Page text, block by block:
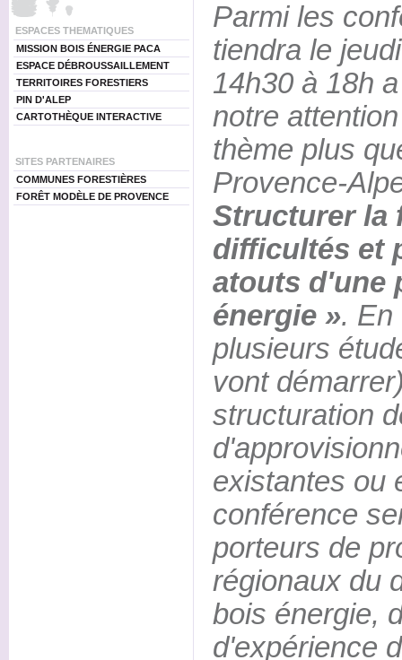
ESPACES THEMATIQUES
MISSION BOIS ÉNERGIE PACA
ESPACE DÉBROUSSAILLEMENT
TERRITOIRES FORESTIERS
PIN D'ALEP
CARTOTHÈQUE INTERACTIVE
SITES PARTENAIRES
COMMUNES FORESTIÈRES
FORÊT MODÈLE DE PROVENCE
Parmi les
tiendra le
14h30 à 18h
notre
thème plus
Provence-
Structurer la
difficultés et
atouts d'une
énergie ». En
plusieurs
vont
structuration
existantes ou
conférence
porteurs de
régionaux du
bois énergie,
d'expérience